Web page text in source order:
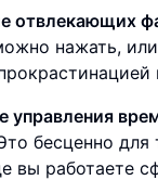
отвлекающих
нажать,
управления
бесценно
вы работаете